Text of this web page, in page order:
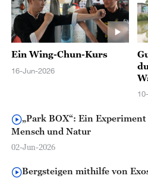
Ein Wing-Chun-Kurs
16-Jun-2026
„Park BOX“: Ein
Mensch und Natur
02-Jun-2026
Bergsteigen mithilfe von